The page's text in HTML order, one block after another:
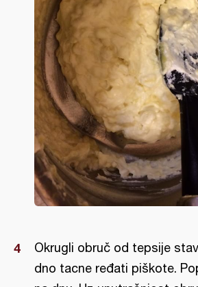
Okrugli obruč od tepsije
dno tacne ređati piškote.